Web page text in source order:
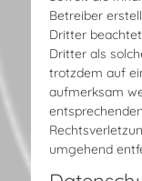
Betreiber
Dritter
Dritter als
trotzdem auf
aufmerksam
umgehend